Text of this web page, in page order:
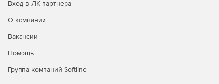
Вход в ЛК партнера
О компании
Вакансии
Помощь
Группа компаний Softline